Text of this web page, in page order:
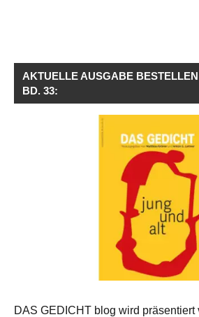
AKTUELLE AUSGABE
BD. 33:
DAS GEDICHT blog wird präsentiert